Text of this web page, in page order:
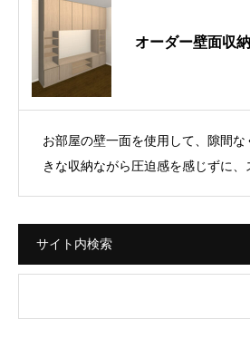
オーダー壁面収
お部屋の壁一面を使用して、隙間
きな収納ながら圧迫感を感じずに、
サイト内検索